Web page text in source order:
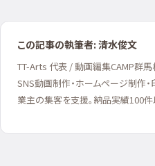
この記事の執筆者: 清水俊文
TT-Arts 代表 / 動画編集CAMP群馬
SNS動画制作・ホームページ制作
業主の集客を支援。納品実績100件